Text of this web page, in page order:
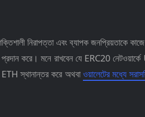
নিরাপত্তা এবং ব্যাপক জনপ্রিয়তাকে
করে। মনে রাখবেন যে ERC20
ETH স্থানান্তর করে অথবাওয়ালেটের মধ্যে